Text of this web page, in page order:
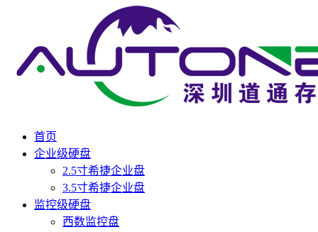
首页
企业级硬盘
2.5寸希捷企业盘
3.5寸希捷企业盘
监控级硬盘
西数监控盘